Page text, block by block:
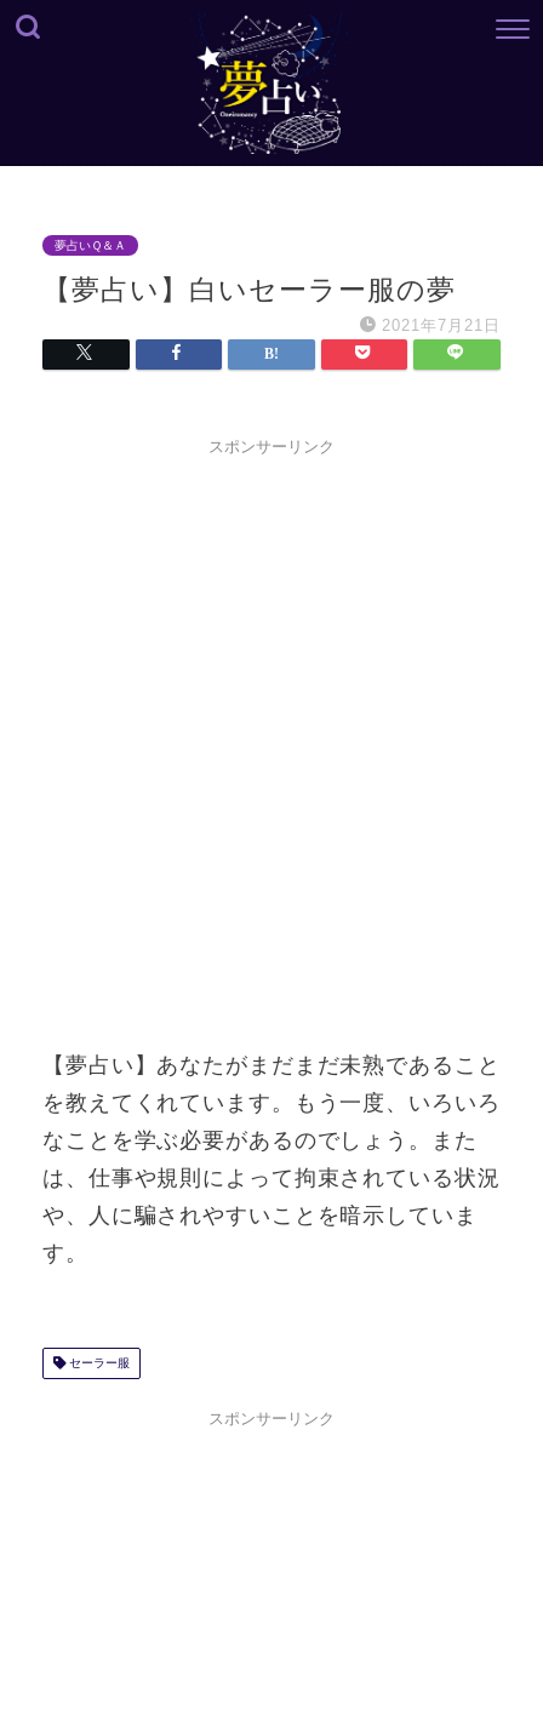
夢占いＱ＆Ａ
【夢占い】白いセーラー服の夢
2021年7月21日
スポンサーリンク
【夢占い】あなたがまだまだ未熟であること
を教えてくれています。もう一度、いろいろ
なことを学ぶ必要があるのでしょう。また
は、仕事や規則によって拘束されている状況
や、人に騙されやすいことを暗示していま
す。
セーラー服
スポンサーリンク